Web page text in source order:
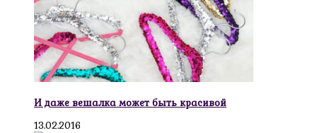
И даже вешалка может быть красивой
13.02.2016